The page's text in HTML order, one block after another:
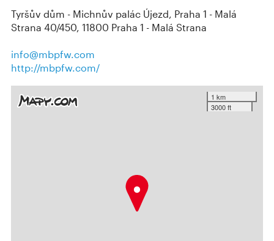
Tyršův dům - Michnův palác Újezd, Praha 1 - Malá
Strana 40/450, 11800 Praha 1 - Malá Strana
info@mbpfw.com
http://mbpfw.com/
1 km
3000 ft